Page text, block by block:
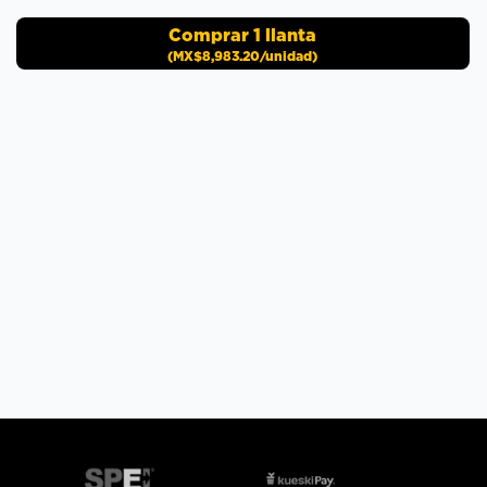
Comprar1 llanta
(MX$8,983.20/unidad)